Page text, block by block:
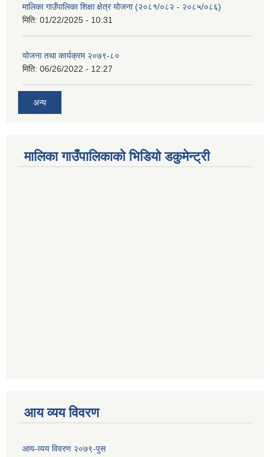
मालिका गाउँपालिका शिक्षा क्षेत्र योजना (२०८१/०८२ - २०८५/०८६)
मिति: 01/22/2025 - 10:31
योजना तथा कार्यक्रम २०७९-८०
मिति: 06/26/2022 - 12:27
अन्य
मालिका गाउँपालिकाको भिडियो डकुमेन्ट्री
आय व्यय विवरण
आय-व्यय विवरण २०७९-पुस